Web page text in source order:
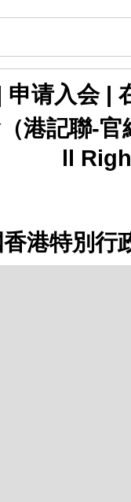
申请入会|
港記聯-官
ll
港特別行